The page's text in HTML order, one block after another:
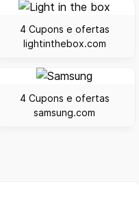
4 Cupons e ofertas
lightinthebox.com
4 Cupons e ofertas
samsung.com